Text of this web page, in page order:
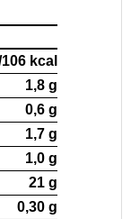
kcal
1,8 g
0,6 g
1,7 g
1,0 g
21 g
0,30 g